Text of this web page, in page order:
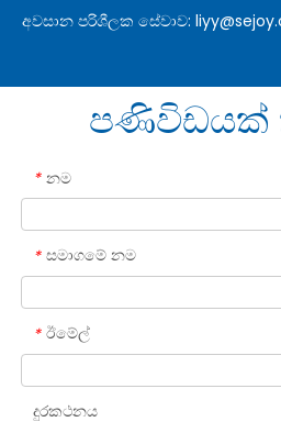
අවසාන පරිශීලක සේවාව:
පණිවිඩයක්
* නම
* සමාගමේ නම
* ඊමේල්
දුරකථනය